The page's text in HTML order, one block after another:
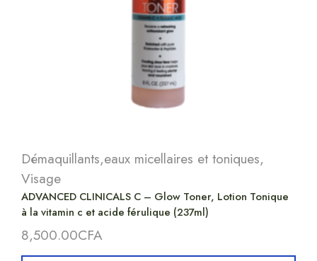
Démaquillants,eaux micellaires et toniques,
Visage
ADVANCED CLINICALS C – Glow Toner, Lotion Tonique
à la vitamin c et acide férulique (237ml)
8,500.00CFA